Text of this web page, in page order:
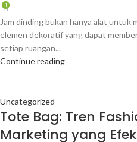
1
Jam dinding bukan hanya alat
elemen dekoratif yang dapat
setiap ruangan...
Continue reading
Uncategorized
Tote Bag: Tren
Marketing yang